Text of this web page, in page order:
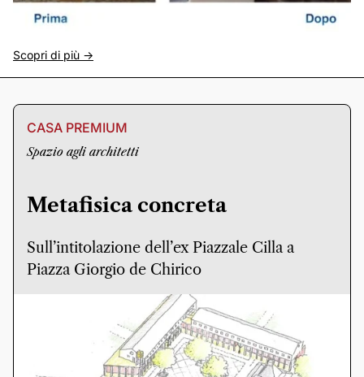
Scopri di più ->
CASA PREMIUM
Spazio agli architetti
Metafisica concreta
Sull’intitolazione dell’ex Piazzale Cilla a
Piazza Giorgio de Chirico